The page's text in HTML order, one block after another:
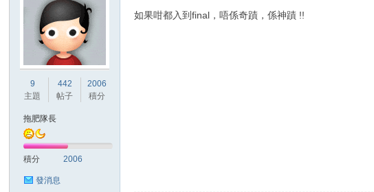
9
主題
442
帖子
2006
積分
拖肥隊長
積分 2006
發消息
如果咁都入到final，唔係奇蹟，係神蹟 !!